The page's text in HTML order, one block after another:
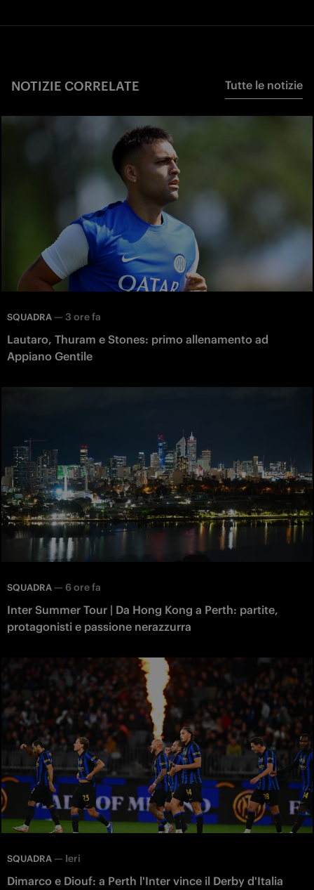
NOTIZIE CORRELATE Tutte le notizie
SQUADRA — 3 ore fa
Lautaro, Thuram e Stones: primo allenamento ad
Appiano Gentile
SQUADRA — 6 ore fa
Inter Summer Tour | Da Hong Kong a Perth: partite,
protagonisti e passione nerazzurra
SQUADRA — Ieri
Dimarco e Diouf: a Perth l'Inter vince il Derby d'Italia